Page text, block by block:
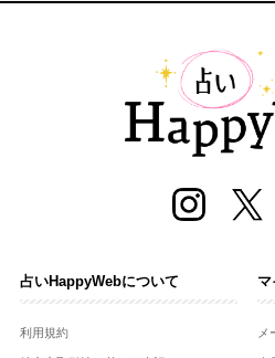
占いHappyWebについて
利用規約
マ
メ